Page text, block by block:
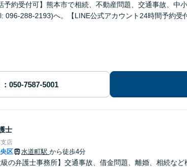
予約受付可】熊本市で相続、不動産問題、交通事故、
096-288-2193)へ。【LINE公式アカウント24時間予約受
士
店
区 水道町駅 から徒歩4分
級の弁護士事務所】交通事故、借金問題、離婚、相続な